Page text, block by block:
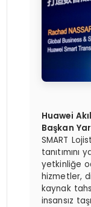
Huawei
Başkan
SMART
tanıtımını
yetkinliğe
hizmetler,
kaynak
insansız